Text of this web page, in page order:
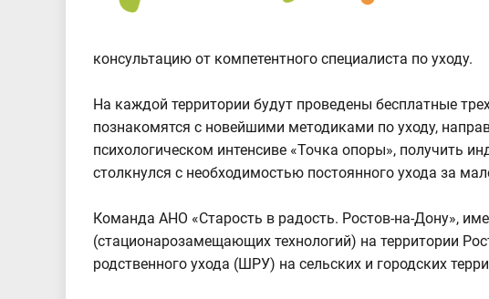
консультацию от компетентного специалиста по уходу.
На каждой территории будут проведены бесплатные
познакомятся с новейшими методиками по уходу,
психологическом интенсиве «Точка опоры», получить
столкнулся с необходимостью постоянного ухода за
Команда АНО «Старость в радость. Ростов-на-Дону»,
(стационарозамещающих технологий) на территории
родственного ухода (ШРУ) на сельских и городских